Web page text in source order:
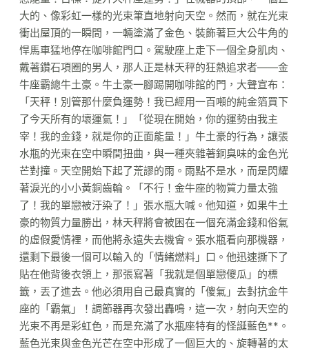
大的、像彩虹一樣的光束筆直地射向天空。然而，就在光束
衝出屋頂的一瞬間，一輛塗滿了金色、裝飾著巨大公牛角的
悍馬車猛地停在咖啡館門口。駕駛座上走下一個全身肌肉、
戴著鑽石項圈的男人，那人正是林天秤的狂熱追求者——金
牛座霸總牛土豪。牛土豪一腳踢開咖啡館的門，大聲宣布：
「天秤！別管那什麼負運勢！我已經用一百噸的純金箔買下
了今天所有的壞運氣！」「從現在開始，你的運勢由我主
宰！我的金錢，就是你的正面能量！」牛土豪的行為，讓張
水瓶的光束在空中瞬間扭曲，與一種夾雜著銅臭味的金色光
芒對撞。天空開始下起了荒謬的雨。雨點不是水，而是閃耀
著淚光的小小黃銅齒輪。「不行！金牛座的物質力量太強
了！我的單戀被汙染了！」張水瓶大喊。他知道，如果牛土
豪的物質力量勝出，林天秤將會被困在一個充滿金錢和俗氣
的虛假愛情裡，而他將永遠失去機會。張水瓶看向那機器，
還剩下最後一個可以輸入的「情緒燃料」口。他迅速撕下了
貼在他背後衣領上，那張寫著「我就是個單戀傻瓜」的標
籤，丟了進去。他必須用自己最真實的「傻氣」去對抗金牛
座的「霸氣」！調節器再次發出轟鳴，這一次，射向天空的
光束不再是彩虹色，而是充滿了水瓶座特有的怪誕藍色**。
藍色光束與金色光芒在空中形成了一個巨大的、旋轉著的太